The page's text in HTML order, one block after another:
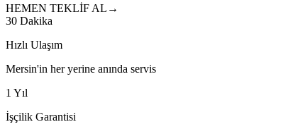
HEMEN TEKLİF AL →
30 Dakika
Hızlı Ulaşım
Mersin'in her yerine anında servis
1 Yıl
İşçilik Garantisi